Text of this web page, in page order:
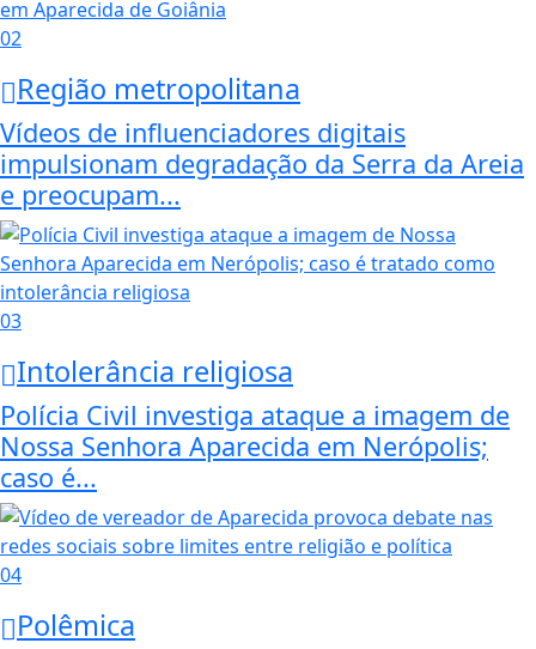
02
Região metropolitana
Vídeos de influenciadores digitais
impulsionam degradação da Serra da Areia
e preocupam...
03
Intolerância religiosa
Polícia Civil investiga ataque a imagem de
Nossa Senhora Aparecida em Nerópolis;
caso é...
04
Polêmica